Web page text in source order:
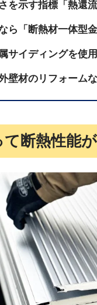
を示す指標「熱還
ら「断熱材一体型
サイディングを使
壁材のリフォーム
断熱性能